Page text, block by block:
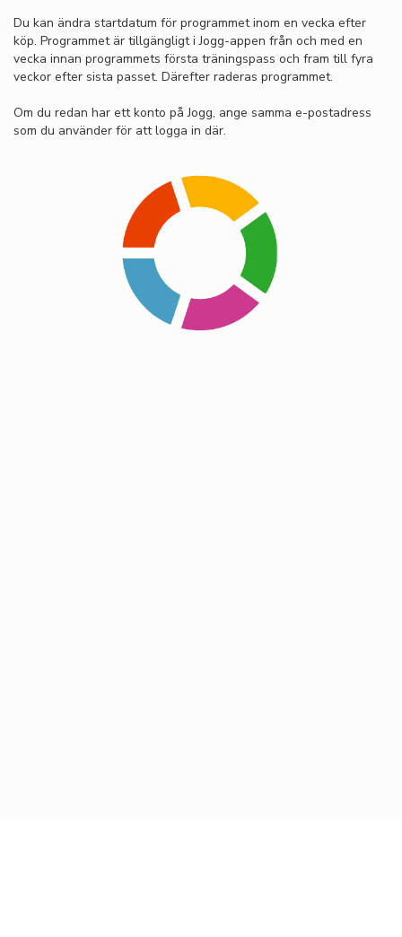
Du kan ändra startdatum för programmet inom en vecka efter
köp. Programmet är tillgängligt i Jogg-appen från och med en
vecka innan programmets första träningspass och fram till fyra
veckor efter sista passet. Därefter raderas programmet.
Om du redan har ett konto på Jogg, ange samma e-postadress
som du använder för att logga in där.